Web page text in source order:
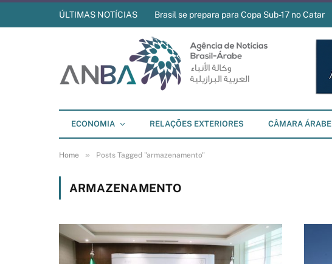
ÚLTIMAS NOTÍCIAS Brasil se prepara para Copa Sub-17 no Catar
ECONOMIA RELAÇÕES EXTERIORES CÂMARA ÁRABE
Home » Posts Tagged "armazenamento"
ARMAZENAMENTO